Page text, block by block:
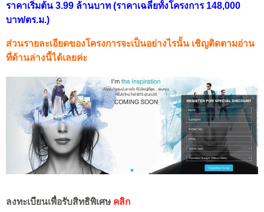
ราคาเริ่มต้น 3.99 ล้านบาท (ราคาเฉลี่ยทั้งโครงการ 148,000
บาท/ตร.ม.)
ส่วนรายละเอียดของโครงการจะเป็นอย่างไรนั้น เชิญติดตามอ่าน
ที่ด้านล่างนี้ได้เลยค่ะ
ลงทะเบียนเพื่อรับสิทธิพิเศษ คลิก